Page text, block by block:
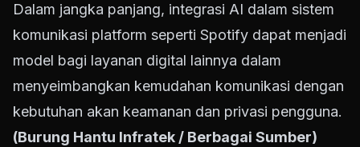
Dalam jangka panjang, integrasi AI dalam sistem
komunikasi platform seperti Spotify dapat menjadi
model bagi layanan digital lainnya dalam
menyeimbangkan kemudahan komunikasi dengan
kebutuhan akan keamanan dan privasi pengguna.
(Burung Hantu Infratek / Berbagai Sumber)